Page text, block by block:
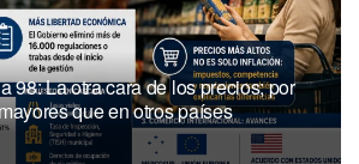
98: La otra cara de los precios; por
que en otros países